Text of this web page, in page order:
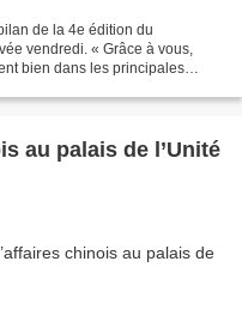
de la 4e édition du
vendredi. « Grâce à vous,
bien dans les principales
au palais de l’Unité